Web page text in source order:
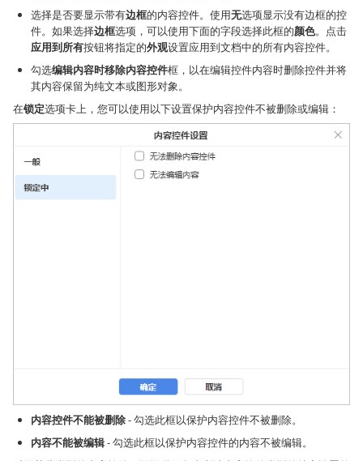
选择是否要显示带有边框的内容控件。使用无选项显示没有边框的控
件。如果选择边框选项，可以使用下面的字段选择此框的颜色。点击
应用到所有按钮将指定的外观设置应用到文档中的所有内容控件。
勾选编辑内容时移除内容控件框，以在编辑控件内容时删除控件并将
其内容保留为纯文本或图形对象。
在锁定选项卡上，您可以使用以下设置保护内容控件不被删除或编辑：
内容控件不能被删除- 勾选此框以保护内容控件不被删除。
内容不能被编辑- 勾选此框以保护内容控件的内容不被编辑。